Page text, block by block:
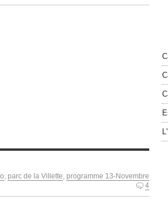
parc de la Villette programme 13-Novembre
4